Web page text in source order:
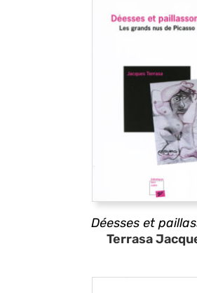
Déesses et
Terrasa